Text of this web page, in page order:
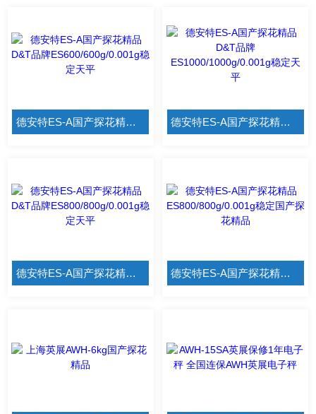
德安特ES-A国产探花精品 D&T品牌ES600/600g/0.001g稳定天平 德安特ES-A国产探花精品 D&T品牌ES1000/1000g/0.001g稳定天平
德安特ES-A国产探花精品 D&T品牌ES800/800g/0.001g稳定天平 德安特ES-A国产探花精品 ES800/800g/0.001g稳定国产探花精品